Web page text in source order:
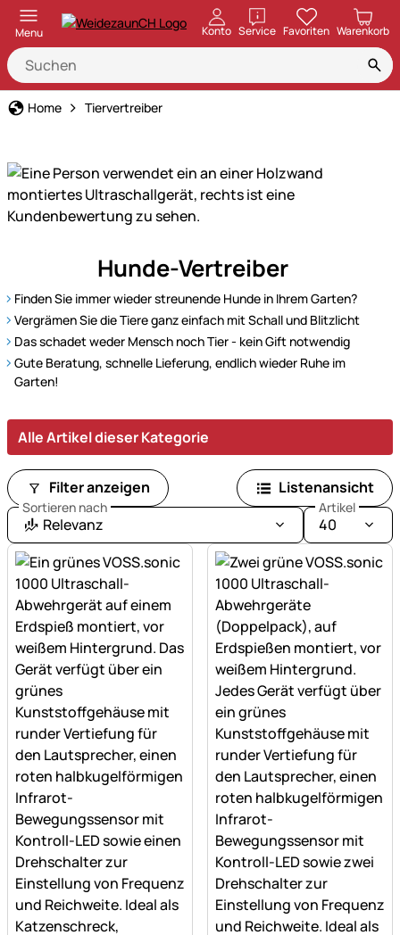
Menu Konto ServiceöffnenFavoriten Warenkorb
Home Tiervertreiber
VOSS.sonic
Hunde-
Vertreiber
–
effektiver
gegen
Füchse
und
Hunde.
Kundenbewertung
von
Karsten
K.
bestätigt
zuverlässigen
Einsatz
an
Grundstücksgrenzen.
Hunde-Vertreiber
Finden Sie immer wieder streunende Hunde in Ihrem Garten?
Vergrämen Sie die Tiere ganz einfach mit Schall und Blitzlicht
Das schadet weder Mensch noch Tier - kein Gift notwendig
Gute Beratung, schnelle Lieferung, endlich wieder Ruhe im
Garten!
Alle Artikel dieser Kategorie
Filter anzeigen Listenansicht
Sortieren nach
Relevanz
Artikel
40